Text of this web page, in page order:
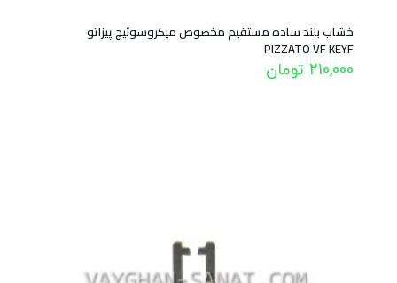
خشاب بلند ساده مستقیم مخصوص میکروسوئیچ پیزاتو
PIZZATO VF KEYF
210,000 تومان